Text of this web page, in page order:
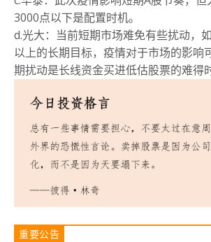
3000点以下是配置时机。
d.光大： 当前短期市场难免有些扰动，
以上的长期目标，疫情对于市场的影响
期扰动是长线资金买进低估股票的难得
重要公告